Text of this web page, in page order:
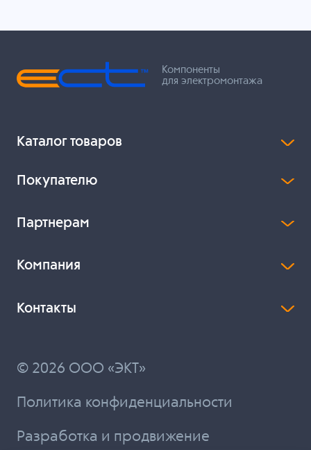
Компоненты
для электромонтажа
Каталог товаров
Покупателю
Партнерам
Компания
Контакты
© 2026 ООО «ЭКТ»
Политика конфиденциальности
Разработка и продвижение